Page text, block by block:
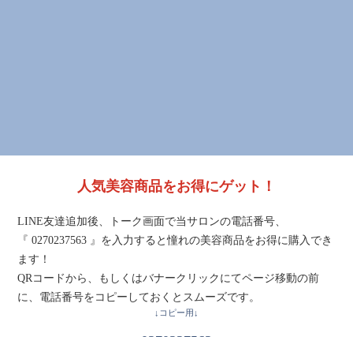
人気美容商品をお得にゲット！
LINE友達追加後、トーク画面で当サロンの電話番号、
『 0270237563 』を入力すると憧れの美容商品をお得に購入でき
ます！
QRコードから、もしくはバナークリックにてページ移動の前
に、電話番号をコピーしておくとスムーズです。
↓コピー用↓